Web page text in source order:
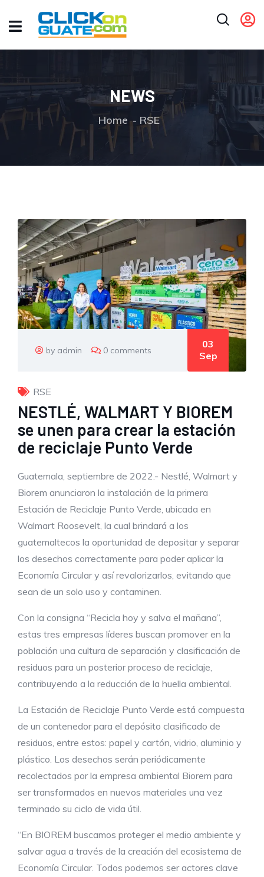
NEWS
Home RSE
by admin 0 comments
03
Sep
RSE
NESTLÉ, WALMART Y BIOREM
se unen para crear la estación
de reciclaje Punto Verde
Guatemala, septiembre de 2022.- Nestlé, Walmart y
Biorem anunciaron la instalación de la primera
Estación de Reciclaje Punto Verde, ubicada en
Walmart Roosevelt, la cual brindará a los
guatemaltecos la oportunidad de depositar y separar
los desechos correctamente para poder aplicar la
Economía Circular y así revalorizarlos, evitando que
sean de un solo uso y contaminen.
Con la consigna “Recicla hoy y salva el mañana”,
estas tres empresas líderes buscan promover en la
población una cultura de separación y clasificación de
residuos para un posterior proceso de reciclaje,
contribuyendo a la reducción de la huella ambiental.
La Estación de Reciclaje Punto Verde está compuesta
de un contenedor para el depósito clasificado de
residuos, entre estos: papel y cartón, vidrio, aluminio y
plástico. Los desechos serán periódicamente
recolectados por la empresa ambiental Biorem para
ser transformados en nuevos materiales una vez
terminado su ciclo de vida útil.
“En BIOREM buscamos proteger el medio ambiente y
salvar agua a través de la creación del ecosistema de
Economía Circular. Todos podemos ser actores clave